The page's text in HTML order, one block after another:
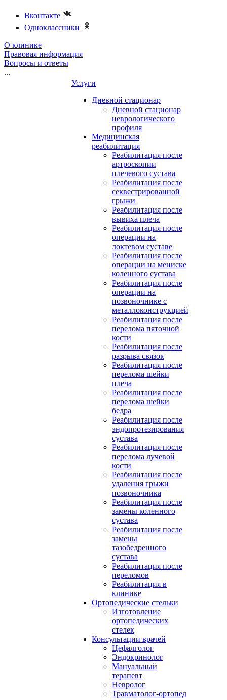
Вконтакте
Одноклассники
О клинике
Правовая информация
Вопросы и ответы
...
Услуги
Дневной стационар
Дневной стационар
неврологического
профиля
Медицинская
реабилитация
Реабилитация после
артроскопии
плечевого сустава
Реабилитация после
секвестрированной
грыжи
Реабилитация после
вывиха плеча
Реабилитация после
операции на
локтевом суставе
Реабилитация после
операции на мениске
коленного сустава
Реабилитация после
операции на
позвоночнике с
металлоконструкцией
Реабилитация после
перелома пяточной
кости
Реабилитация после
разрыва связок
Реабилитация после
перелома шейки
плеча
Реабилитация после
перелома шейки
бедра
Реабилитация после
эндопротезирования
сустава
Реабилитация после
перелома лучевой
кости
Реабилитация после
удаления грыжи
позвоночника
Реабилитация после
замены коленного
сустава
Реабилитация после
замены
тазобедренного
сустава
Реабилитация после
переломов
Реабилитация в
клинике
Ортопедические стельки
Изготовление
ортопедических
стелек
Консультации врачей
Цефалголог
Эндокринолог
Мануальный
терапевт
Невролог
Травматолог-ортопед